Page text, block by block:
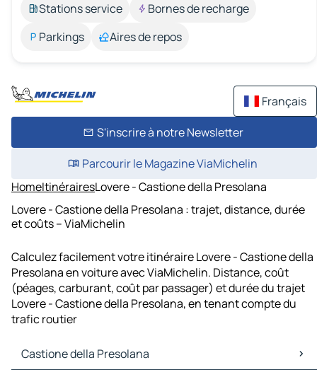
Stations service
Bornes de recharge
Parkings
Aires de repos
Français
S'inscrire à notre Newsletter
Parcourir le Magazine ViaMichelin
HomeItinérairesLovere - Castione della Presolana
Lovere - Castione della Presolana : trajet, distance, durée
et coûts – ViaMichelin
Calculez facilement votre itinéraire Lovere - Castione della
Presolana en voiture avec ViaMichelin. Distance, coût
(péages, carburant, coût par passager) et durée du trajet
Lovere - Castione della Presolana, en tenant compte du
trafic routier
Castione della Presolana